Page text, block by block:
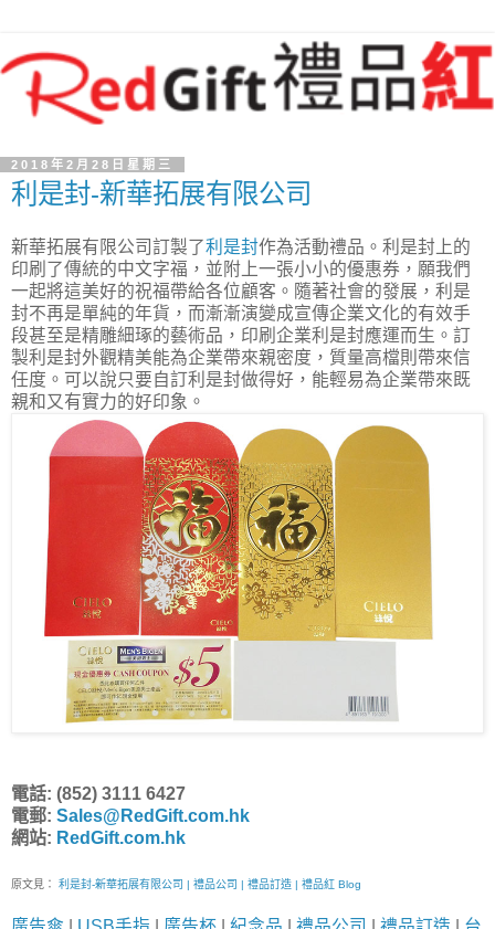
2018年2月28日星期三
利是封-新華拓展有限公司
新華拓展有限公司訂製了利是封作為活動禮品。利是封上的
印刷了傳統的中文字福，並附上一張小小的優惠券，願我們
一起將這美好的祝福帶給各位顧客。隨著社會的發展，利是
封不再是單純的年貨，而漸漸演變成宣傳企業文化的有效手
段甚至是精雕細琢的藝術品，印刷企業利是封應運而生。訂
製利是封外觀精美能為企業帶來親密度，質量高檔則帶來信
任度。可以說只要自訂利是封做得好，能輕易為企業帶來既
親和又有實力的好印象。
電話: (852) 3111 6427
電郵: Sales@RedGift.com.hk
網站: RedGift.com.hk
原文見： 利是封-新華拓展有限公司 | 禮品公司 | 禮品訂造 | 禮品紅 Blog